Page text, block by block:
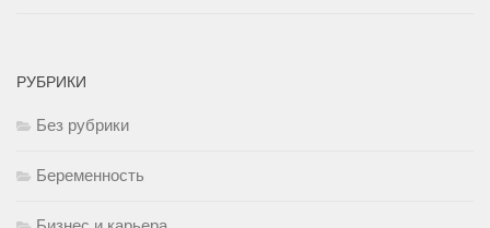
РУБРИКИ
Без рубрики
Беременность